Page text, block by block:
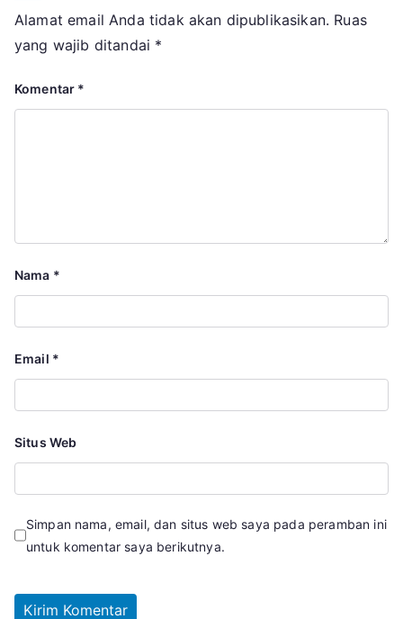
Alamat email Anda tidak akan dipublikasikan. Ruas
yang wajib ditandai *
Komentar *
Nama *
Email *
Situs Web
Simpan nama, email, dan situs web saya pada peramban ini
untuk komentar saya berikutnya.